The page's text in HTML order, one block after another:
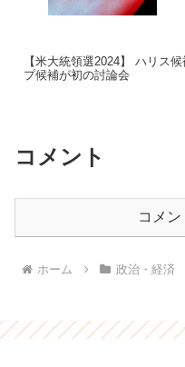
【米大統領選2024】 ハリス
プ候補が初の討論会
コメント
コメ
ホーム 政治・経済